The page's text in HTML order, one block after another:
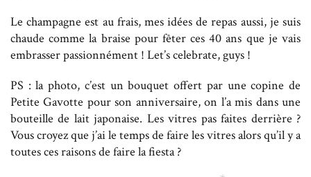
Le champagne est au frais, mes idées de repas aussi, je suis
chaude comme la braise pour fêter ces 40 ans que je vais
embrasser passionnément ! Let’s celebrate, guys !
PS : la photo, c’est un bouquet offert par une copine de
Petite Gavotte pour son anniversaire, on l’a mis dans une
bouteille de lait japonaise. Les vitres pas faites derrière ?
Vous croyez que j’ai le temps de faire les vitres alors qu’il y a
toutes ces raisons de faire la fiesta ?